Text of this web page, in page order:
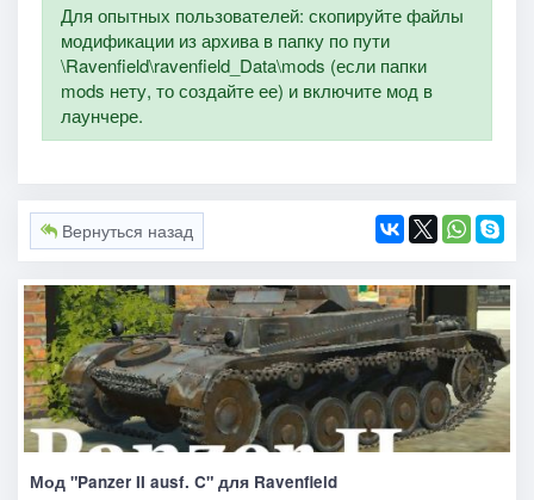
Для опытных пользователей: скопируйте файлы
модификации из архива в папку по пути
\Ravenfield\ravenfield_Data\mods (если папки
mods нету, то создайте ее) и включите мод в
лаунчере.
Вернуться назад
Мод "Panzer II ausf. C" для Ravenfield